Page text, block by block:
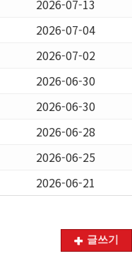
2026-07-13
2026-07-04
2026-07-02
2026-06-30
2026-06-30
2026-06-28
2026-06-25
2026-06-21
글쓰기